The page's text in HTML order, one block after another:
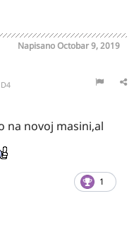
NapisanoOctobar 9, 2019
na novoj masini,al
1